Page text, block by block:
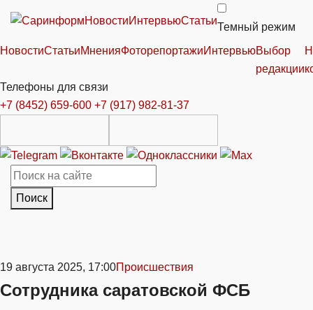
НовостиИнтервьюСтатьи
Темный режим
НовостиСтатьиМненияФоторепортажиИнтервьюВыбор
редакции
Телефоны для связи
+7 (8452) 659-600 +7 (917) 982-81-37
Поиск
19 августа 2025, 17:00Происшествия
Сотрудника саратовской ФСБ